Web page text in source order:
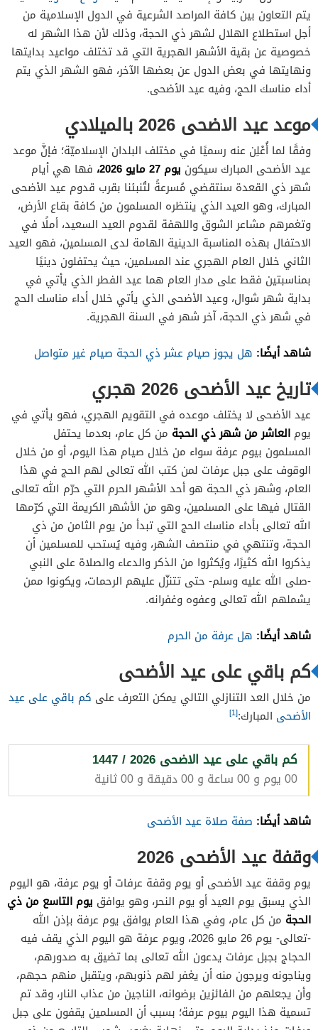
يتم التعاون بين كافة المراصد الشرعية في الدول الإسلامية من
أجل استطلاع الهلال لشهر ذي الحجة، وذلك لأن هذا الشهر له
خصوصية عن بقية الأشهر الهجرية التي قد تختلف مواعيد بدايتها
ونهايتها في بعض الدول عن بعضها الآخر، فهو الشهر الذي يتم
أداء مناسك الحج، وفيه عيد الأضحى.
موعد عيد الاضحى 2026 بالميلادي
وفقًا لما أُعْلِن عنه رسميًا في مختلف البلدان الإسلاميّة؛ فإنَّ موعد
عيد الأضحى المبارك سيكون يوم 27 مايو 2026،
فها هي أيام
شهر ذي القعدة سنتقضي مُسرعةً لتُنبئنا بقرب قدوم عيد الأضحى
المبارك، وهو العيد الذي ينتظره المسلمون من كافة بقاع الأرض،
وتغمرهم مشاعر الشوق واللهفة لقدوم العيد السعيد، أملًا في
الاحتفال بهذه المناسبة الدينية الهامة لدى المسلمين، فهو العيد
الثاني خلال العام الهجري عند المسلمين، حيث يحتفلون دينيًا
بمناسبتين فقط على مدار العام هما عيد الفطر الذي يأتي في
بداية شهر شوال، وعيد الأضحى الذي يأتي خلال أداء مناسك الحج
في شهر ذي الحجة، آخر شهر في السنة الهجرية.
شاهد أيضًا: هل يجوز صيام عشر ذي الحجة صيام غير متواصل
تاريخ عيد الأضحى 2026 هجري
عيد الأضحى لا يختلف موعده في التقويم الهجري، فهو يأتي في
يوم العاشر من شهر ذي الحجة من كل عام، بعدما يحتفل
المسلمون بيوم عرفة سواء من خلال صيام هذا اليوم، أو من خلال
الوقوف على جبل عرفات لمن كتب الله تعالى لهم الحج في هذا
العام، وشهر ذي الحجة هو أحد الأشهر الحرم التي حرّم الله تعالى
القتال فيها على المسلمين، وهو من الأشهر الكريمة التي كرّمها
الله تعالى بأداء مناسك الحج التي تبدأ من يوم الثامن من ذي
الحجة، وتنتهي في منتصف الشهر، وفيه يُستحب للمسلمين أن
يذكروا الله كثيرًا، ويُكثروا من الذكر والدعاء والصلاة على النبي
-صلى الله عليه وسلم- حتى تتنزّل عليهم الرحمات، ويكونوا ممن
يشملهم الله تعالى وعفوه وغفرانه.
شاهد أيضًا: هل عرفة من الحرم
كم باقي على عيد الأضحى
من خلال العد التنازلي التالي يمكن التعرف على كم باقي على عيد
الأضحى المبارك:[1]
كم باقي على عيد الاضحى 2026 / 1447
00 يوم و 00 ساعة و 00 دقيقة و 00 ثانية
شاهد أيضًا: صفة صلاة عيد الأضحى
وقفة عيد الأضحى 2026
يوم وقفة عيد الأضحى أو يوم وقفة عرفات أو يوم عرفة، هو اليوم
الذي يسبق يوم العيد أو يوم النحر، وهو يوافق يوم التاسع من ذي
الحجة من كل عام، وفي هذا العام يوافق يوم عرفة بإذن الله
-تعالى- يوم 26 مايو 2026، ويوم عرفة هو اليوم الذي يقف فيه
الحجاج بجبل عرفات يدعون الله تعالى بما تضيق به صدورهم،
ويناجونه ويرجون منه أن يغفر لهم ذنوبهم، ويتقبل منهم حجهم،
وأن يجعلهم من الفائزين برضوانه، الناجين من عذاب النار، وقد تم
تسمية هذا اليوم بيوم عرفة؛ بسبب أن المسلمين يقفون على جبل